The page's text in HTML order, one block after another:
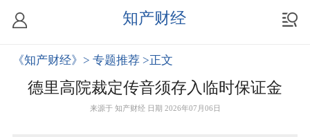
知产财经
《知产财经》 > 专题推荐 >正文
德里高院裁定传音须存入临时保证金
来源于 知产财经 日期 2026年07月06日